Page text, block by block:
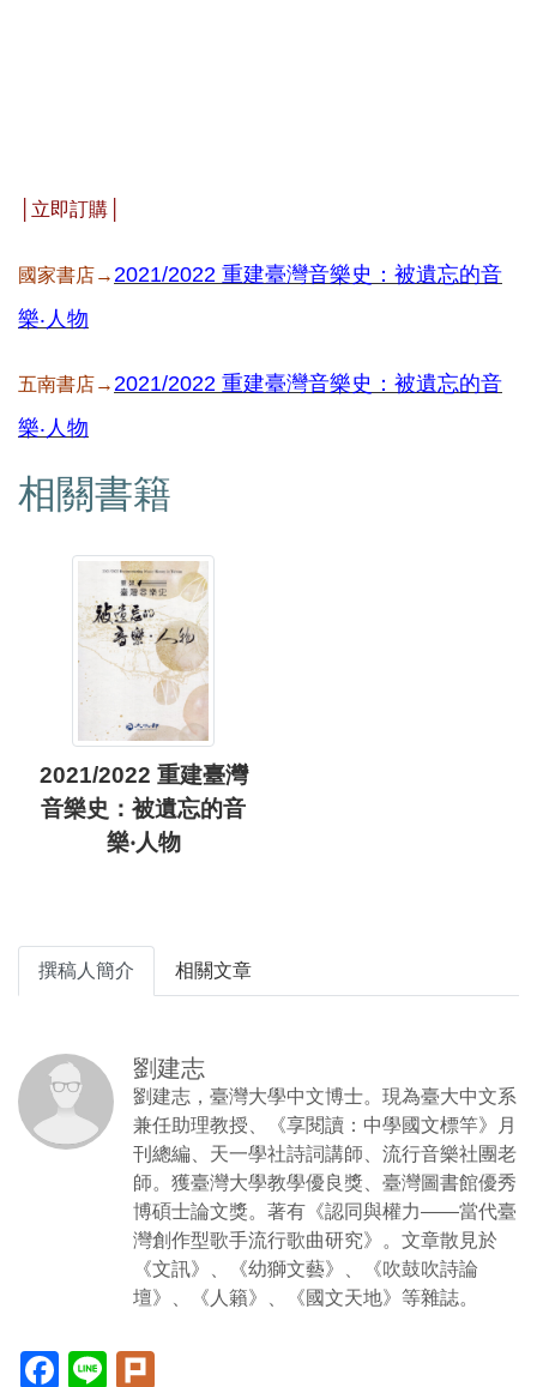
│立即訂購│
國家書店→2021/2022 重建臺灣音樂史：被遺忘的音
樂‧人物
五南書店→2021/2022 重建臺灣音樂史：被遺忘的音
樂‧人物
相關書籍
2021/2022 重建臺灣
音樂史：被遺忘的音
樂‧人物
撰稿人簡介 相關文章
劉建志
劉建志，臺灣大學中文博士。現為臺大中文系
兼任助理教授、《享閱讀：中學國文標竿》月
刊總編、天一學社詩詞講師、流行音樂社團老
師。獲臺灣大學教學優良獎、臺灣圖書館優秀
博碩士論文獎。著有《認同與權力——當代臺
灣創作型歌手流行歌曲研究》。文章散見於
《文訊》、《幼獅文藝》、《吹鼓吹詩論
壇》、《人籟》、《國文天地》等雜誌。
Facebook(另
開
Line(另
開